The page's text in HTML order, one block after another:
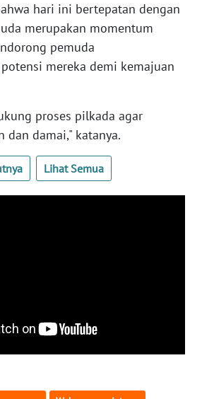
hari ini bertepatan dengan
merupakan momentum
pemuda
mereka demi kemajuan
proses pilkada agar
dan damai," katanya.
Lihat Semua